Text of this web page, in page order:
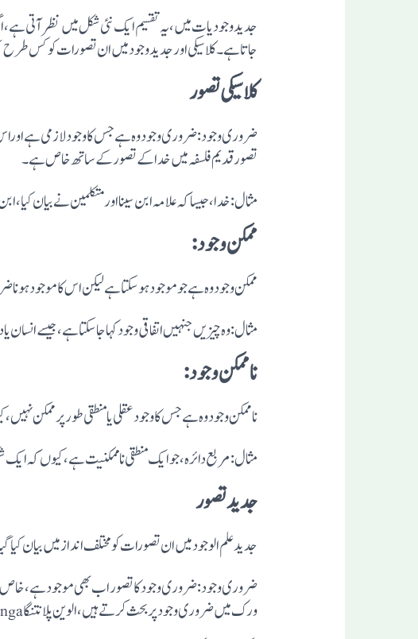
جدید وجودیات میں، یہ تقسیم ایک نئی شکل میں نظر آتی
جاتا ہے۔ کلاسیکی اورجدید وجودمیں ان تصورات کو کس
کلاسیکی تصور
ضروری وجود: ضروری وجود وہ ہے جس کا وجود لازمی ہے
تصورقدیم فلسفہ میں خدا کے تصور کے ساتھ خاص ہے۔
مثال: خدا، جیسا کہ علامہ ابن سینا اور متکلمین نے
ممکن وجود:
ممکن وجود وہ ہے جو موجود ہو سکتا ہے لیکن اس کا موجود
مثال: وہ چیزیں جنہیں اتفاقی وجودکہا جا سکتا ہے، جیسے انسان
ناممکن وجود:
ناممکن وجود وہ ہے جس کا وجود عقلی یا منطقی طورپرممکن
مثال: مربع دائرہ، جو ایک منطقی ناممکنیت ہے، کیوں کہ
جدید تصور
جدید علم الوجود میں ان تصورات کو مختلف انداز میں بیان کیا
ضروری وجود:ضروری وجود کا تصور اب بھی موجود ہے، خاص
ورک میں ضروری وجود پربحث کرتے ہیں، الوین پلانتنگا Alvin Plantinga کا خدا کے وجود کے لئے وجودی منطقی دلیل اسی زمرے میں آتی ہے۔